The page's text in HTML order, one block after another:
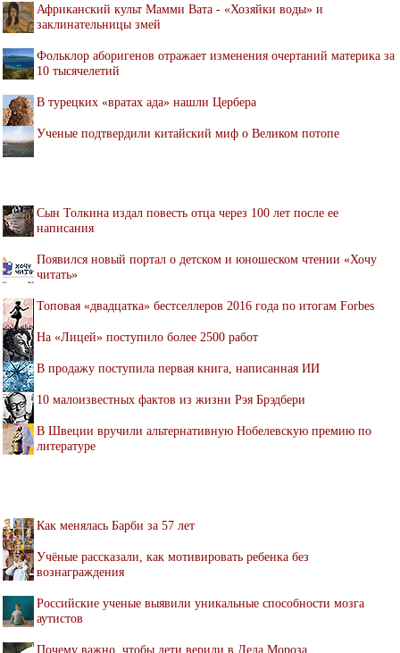
Африканский культ Мамми Вата - «Хозяйки воды» и
заклинательницы змей
Фольклор аборигенов отражает изменения очертаний материка за
10 тысячелетий
В турецких «вратах ада» нашли Цербера
Ученые подтвердили китайский миф о Великом потопе
Сын Толкина издал повесть отца через 100 лет после ее
написания
Появился новый портал о детском и юношеском чтении «Хочу
читать»
Топовая «двадцатка» бестселлеров 2016 года по итогам Forbes
На «Лицей» поступило более 2500 работ
В продажу поступила первая книга, написанная ИИ
10 малоизвестных фактов из жизни Рэя Брэдбери
В Швеции вручили альтернативную Нобелевскую премию по
литературе
Как менялась Барби за 57 лет
Учёные рассказали, как мотивировать ребенка без
вознаграждения
Российские ученые выявили уникальные способности мозга
аутистов
Почему важно, чтобы дети верили в Деда Мороза